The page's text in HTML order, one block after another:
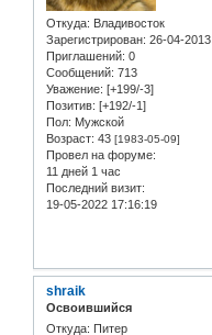
Откуда: Владивосток
Зарегистрирован: 26-04-2013
Приглашений: 0
Сообщений: 713
Уважение: [+199/-3]
Позитив: [+192/-1]
Пол: Мужской
Возраст: 43 [1983-05-09]
Провел на форуме:
11 дней 1 час
Последний визит:
19-05-2022 17:16:19
shraik
Освоившийся
Откуда: Питер